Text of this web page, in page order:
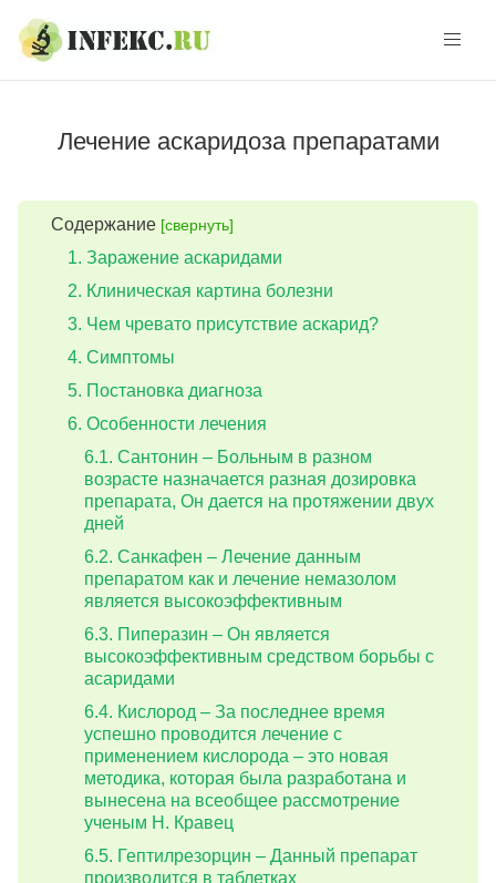
navigation
content
Лечение аскаридоза препаратами
Содержание [свернуть]
Заражение аскаридами
Клиническая картина болезни
Чем чревато присутствие аскарид?
Симптомы
Постановка диагноза
Особенности лечения
Сантонин – Больным в разном
возрасте назначается разная дозировка
препарата, Он дается на протяжении двух
дней
Санкафен – Лечение данным
препаратом как и лечение немазолом
является высокоэффективным
Пиперазин – Он является
высокоэффективным средством борьбы с
асаридами
Кислород – За последнее время
успешно проводится лечение с
применением кислорода – это новая
методика, которая была разработана и
вынесена на всеобщее рассмотрение
ученым Н. Кравец
Гептилрезорцин – Данный препарат
производится в таблетках